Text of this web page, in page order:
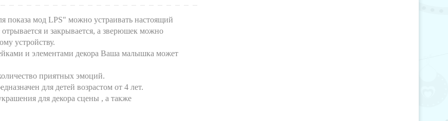
мод LPS" можно устраивать настоящий
и закрывается, а зверюшек можно
устройству.
и элементами декора Ваша малышка может
приятных эмоций.
для детей возрастом от 4 лет.
для декора сцены , а также